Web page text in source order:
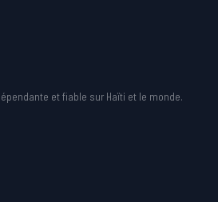
et fiable sur Haïti et le monde.